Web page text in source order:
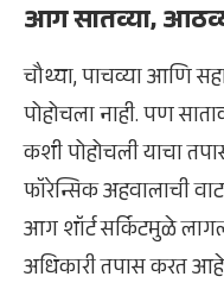
आग सातव्या,
चौथ्या, पाचव्या आणि
पोहोचला नाही. पण
कशी पोहोचली याचा
फॉरेन्सिक अहवालाची
आग शॉर्ट सर्किटमुळे
अधिकारी तपास करत